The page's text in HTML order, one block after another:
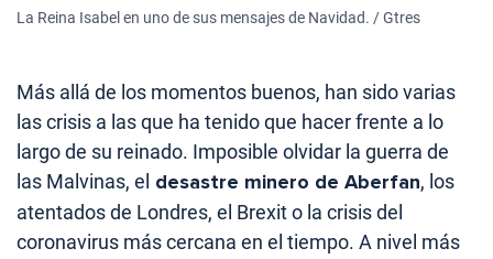
La Reina Isabel en uno de sus mensajes de Navidad. / Gtres
Más allá de los momentos buenos, han sido varias
las crisis a las que ha tenido que hacer frente a lo
largo de su reinado. Imposible olvidar la guerra de
las Malvinas, el desastre minero de Aberfan, los
atentados de Londres, el Brexit o la crisis del
coronavirus más cercana en el tiempo. A nivel más